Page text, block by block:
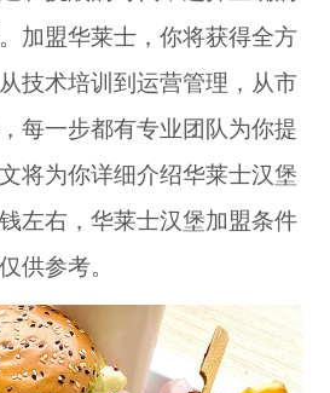
加盟华莱士，你将获得全方
技术培训到运营管理，从市
每一步都有专业团队为你提
将为你详细介绍华莱士汉堡
左右，华莱士汉堡加盟条件
供参考。